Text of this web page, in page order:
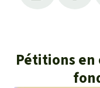
Pétitions